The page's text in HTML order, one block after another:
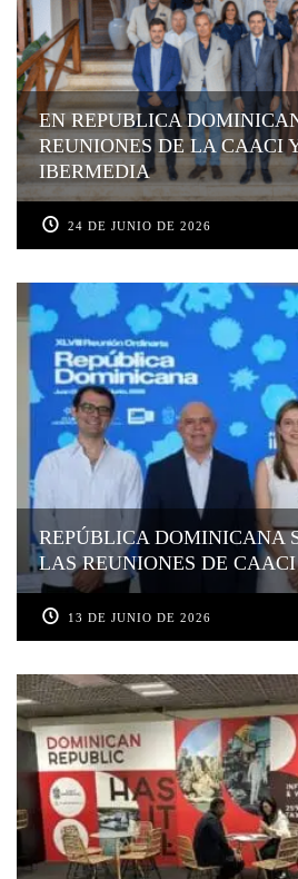
EN REPUBLICA
REUNIONES DE LA CAACI
IBERMEDIA
24 DE JUNIO DE 2026
REPÚBLICA DOMINICANA
LAS REUNIONES DE
13 DE JUNIO DE 2026